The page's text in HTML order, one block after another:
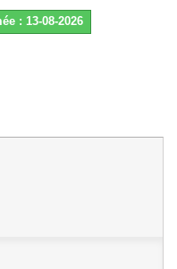
: 13-08-2026